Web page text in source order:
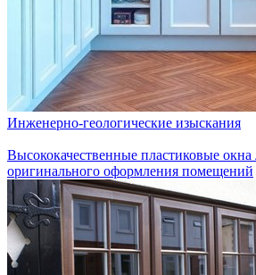
Инженерно-геологические изыскания
Высококачественные пластиковые
оригинального оформления помещений